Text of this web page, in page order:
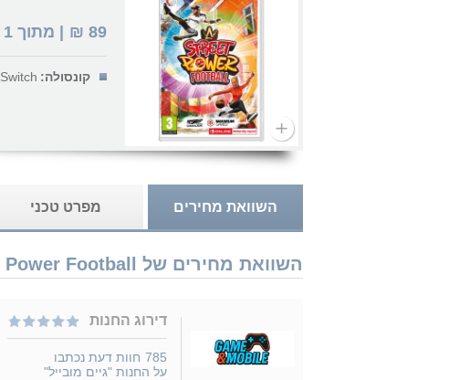
89
₪ | מתוך 1
קונסולה: Switch
השוואת מחירים מפרט טכני
השוואת מחירים של Nintendo Switch Street Power Football נמכר ב 1 חנויות
דירוג החנות
785 חוות דעת נכתבו
על החנות "גיים מובייל"